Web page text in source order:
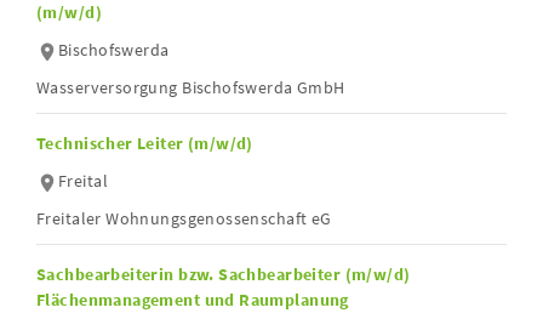
(m/w/d)
Bischofswerda
Wasserversorgung Bischofswerda GmbH
Technischer Leiter (m/w/d)
Freital
Freitaler Wohnungsgenossenschaft eG
Sachbearbeiterin bzw. Sachbearbeiter (m/w/d)
Flächenmanagement und Raumplanung